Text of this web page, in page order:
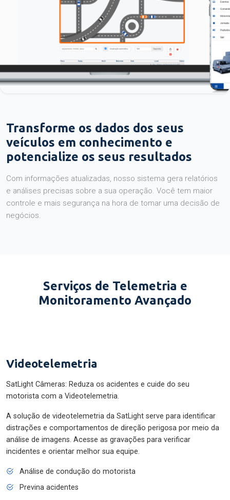
Transforme os dados dos seus
veículos em conhecimento e
potencialize os seus resultados
Com informações atualizadas, nosso sistema gera relatórios
e análises precisas sobre a sua operação. Você tem maior
controle e mais segurança na hora de tomar uma decisão de
negócios.
Serviços de Telemetria e
Monitoramento Avançado
Videotelemetria
SatLight Câmeras: Reduza os acidentes e cuide do seu
motorista com a Videotelemetria.
A solução de videotelemetria da SatLight serve para identificar
distrações e comportamentos de direção perigosa por meio da
análise de imagens. Acesse as gravações para verificar
incidentes e orientar melhor sua equipe.
Análise de condução do motorista
Previna acidentes